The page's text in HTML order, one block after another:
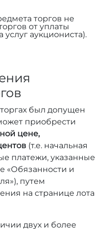
торгов не
от уплаты
услуг аукциониста).
был допущен
приобрести
цене,
(т.е. начальная
платежи, указанные
«Обязанности и
путем
на странице лота
двух и более